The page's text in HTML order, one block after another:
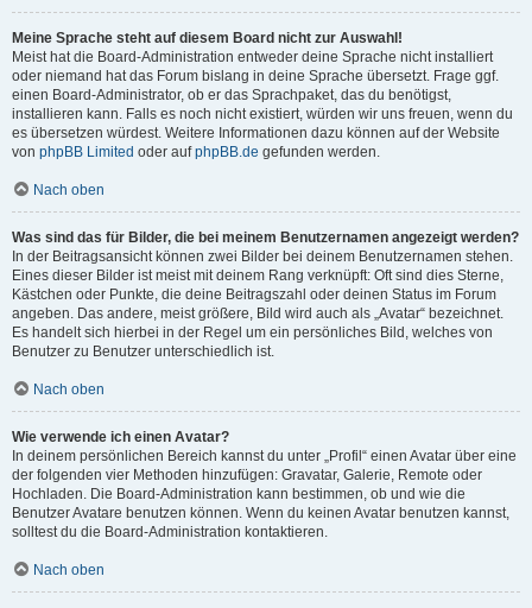
Meine Sprache steht auf diesem Board nicht zur Auswahl!
Meist hat die Board-Administration entweder deine Sprache nicht installiert
oder niemand hat das Forum bislang in deine Sprache übersetzt. Frage ggf.
einen Board-Administrator, ob er das Sprachpaket, das du benötigst,
installieren kann. Falls es noch nicht existiert, würden wir uns freuen, wenn du
es übersetzen würdest. Weitere Informationen dazu können auf der Website
von phpBB Limited oder aufphpBB.de gefunden werden.
Nach oben
Was sind das für Bilder, die bei meinem Benutzernamen angezeigt werden?
In der Beitragsansicht können zwei Bilder bei deinem Benutzernamen stehen.
Eines dieser Bilder ist meist mit deinem Rang verknüpft: Oft sind dies Sterne,
Kästchen oder Punkte, die deine Beitragszahl oder deinen Status im Forum
angeben. Das andere, meist größere, Bild wird auch als „Avatar“ bezeichnet.
Es handelt sich hierbei in der Regel um ein persönliches Bild, welches von
Benutzer zu Benutzer unterschiedlich ist.
Nach oben
Wie verwende ich einen Avatar?
In deinem persönlichen Bereich kannst du unter „Profil“ einen Avatar über eine
der folgenden vier Methoden hinzufügen: Gravatar, Galerie, Remote oder
Hochladen. Die Board-Administration kann bestimmen, ob und wie die
Benutzer Avatare benutzen können. Wenn du keinen Avatar benutzen kannst,
solltest du die Board-Administration kontaktieren.
Nach oben